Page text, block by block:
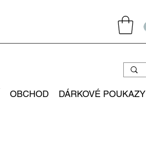
OBCHOD DÁRKOVÉ POUKAZY